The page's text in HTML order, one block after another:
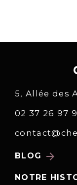
5, Allée des
02 37 26 97
BLOG arrow_forward
NOTRE